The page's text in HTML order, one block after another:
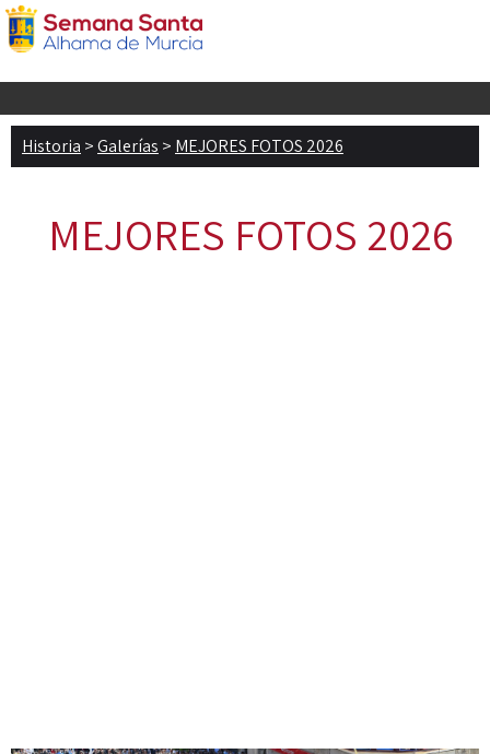
Historia >Galerías > MEJORES FOTOS 2026
MEJORES FOTOS 2026